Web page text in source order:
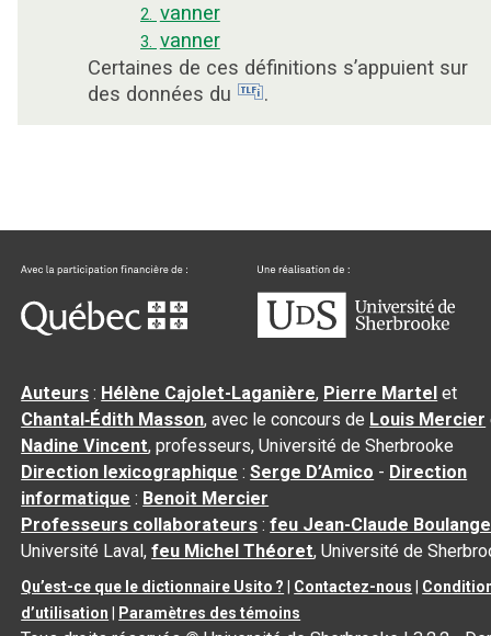
2. vanner
3. vanner
Certaines de ces définitions s’appuient sur
des données du
.
Auteurs : Hélène Cajolet-Laganière, Pierre Martel et
Chantal‑Édith Masson, avec le concours de Louis Mercier
Nadine Vincent, professeurs, Université de Sherbrooke
Direction lexicographique :Serge D’Amico - Direction
informatique : Benoit Mercier
Professeurs collaborateurs :feu Jean-Claude
Université Laval,feu Michel Théoret, Université de
Qu’est-ce que le dictionnaire Usito ? Contactez-nous
d’utilisation
Paramètres des témoins